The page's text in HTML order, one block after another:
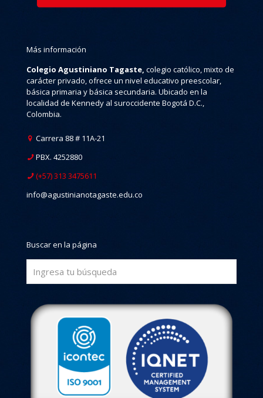
Más información
Colegio Agustiniano Tagaste, colegio católico, mixto de
carácter privado, ofrece un nivel educativo preescolar,
básica primaria y básica secundaria. Ubicado en la
localidad de Kennedy al suroccidente Bogotá D.C.,
Colombia.
Carrera 88 # 11A-21
PBX. 4252880
(+57) 313 3475611
info@agustinianotagaste.edu.co
Buscar en la página